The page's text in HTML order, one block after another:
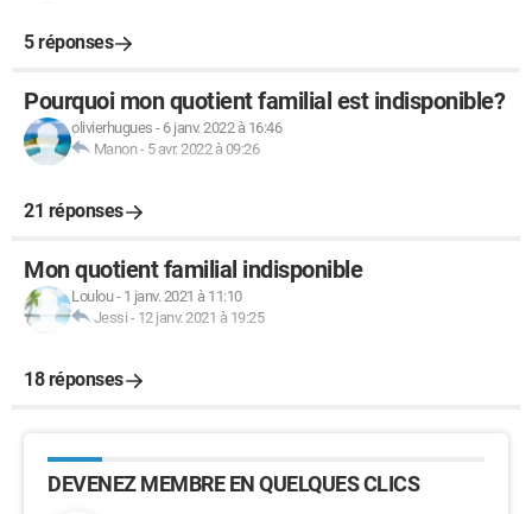
5 réponses
Pourquoi mon quotient familial est indisponible?
olivierhugues - 6 janv. 2022 à 16:46
Manon- 5 avr. 2022 à 09:26
21 réponses
Mon quotient familial indisponible
Loulou- 1 janv. 2021 à 11:10
Jessi - 12 janv. 2021 à 19:25
18 réponses
DEVENEZ MEMBRE EN QUELQUES CLICS